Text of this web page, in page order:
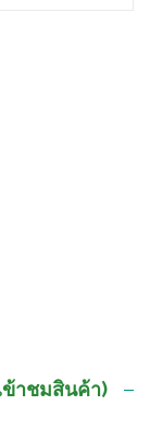
าชมสินค้า)